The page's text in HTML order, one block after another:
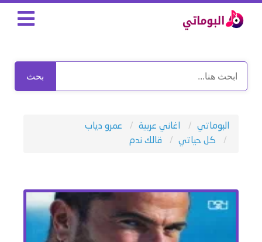
بحث
البوماتي اغاني عربية
عمرو دياب
كل حياتي
قالك ندم